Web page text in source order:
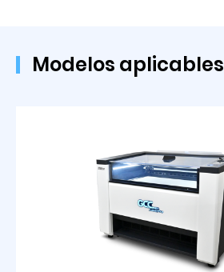
Modelos aplicables